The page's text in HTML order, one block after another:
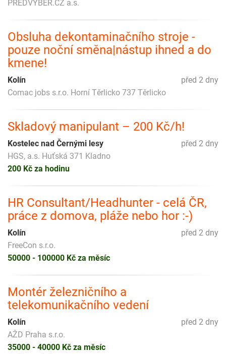
PŘEDVÝBĚR.CZ a.s.
Obsluha dekontaminačního stroje -
pouze noční směna|nástup ihned a do
kmene!
před 2 dny
Kolín
Comac jobs s.r.o. Horní Těrlicko 737 Těrlicko
Skladový manipulant – 200 Kč/h!
před 2 dny
Kostelec nad Černými lesy
HGS, a.s. Huťská 371 Kladno
200 Kč za hodinu
HR Consultant/Headhunter - celá ČR,
práce z domova, pláže nebo hor :-)
před 2 dny
Kolín
FreeCon s.r.o.
50000 - 100000 Kč za měsíc
Montér železničního a
telekomunikačního vedení
před 2 dny
Kolín
AŽD Praha s.r.o.
35000 - 40000 Kč za měsíc